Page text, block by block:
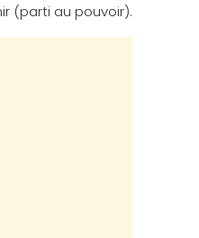
(parti au pouvoir).